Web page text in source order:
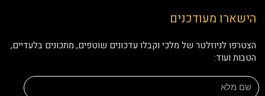
הישארו מעודכנים
הצטרפו לניוזלטר של מלכי וקבלו עדכונים שוטפים, מתכונים בלעדיים,
הטבות ועוד: